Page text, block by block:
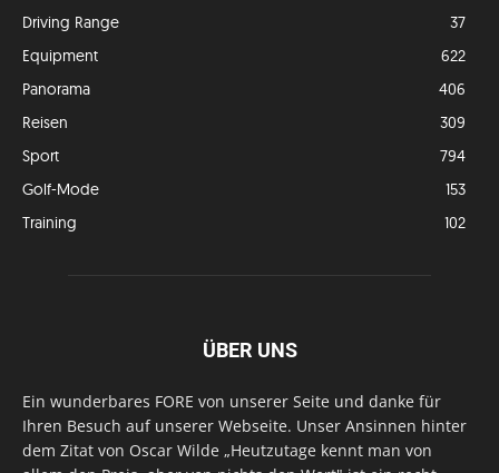
Driving Range
37
Equipment
622
Panorama
406
Reisen
309
Sport
794
Golf-Mode
153
Training
102
ÜBER UNS
Ein wunderbares FORE von unserer Seite und danke für
Ihren Besuch auf unserer Webseite. Unser Ansinnen hinter
dem Zitat von Oscar Wilde „Heutzutage kennt man von